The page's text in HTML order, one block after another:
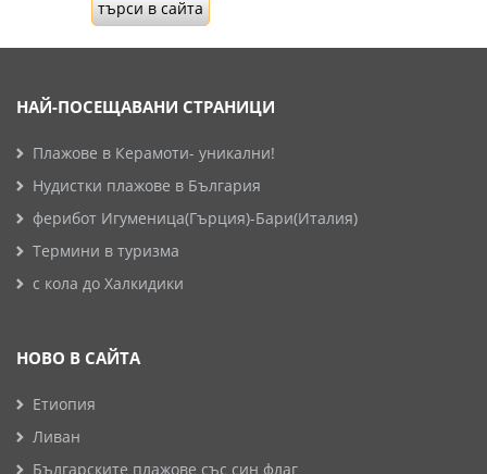
НАЙ-ПОСЕЩАВАНИ СТРАНИЦИ
Плажове в Керамоти- уникални!
Нудистки плажове в България
ферибот Игуменица(Гърция)-Бари(Италия)
Термини в туризма
с кола до Халкидики
НОВО В САЙТА
Етиопия
Ливан
Българските плажове със син флаг